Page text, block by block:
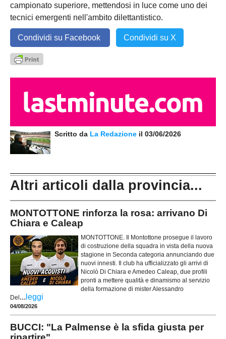
campionato superiore, mettendosi in luce come uno dei
tecnici emergenti nell'ambito dilettantistico.
Condividi su Facebook Condividi su X
Scritto da La Redazione il 03/06/2026
Altri articoli dalla provincia...
MONTOTTONE rinforza la rosa: arrivano Di
Chiara e Caleap
MONTOTTONE. Il Montottone prosegue il lavoro
di costruzione della squadra in vista della nuova
stagione in Seconda categoria annunciando due
nuovi innesti. Il club ha ufficializzato gli arrivi di
Nicolò Di Chiara e Amedeo Caleap, due profili
pronti a mettere qualità e dinamismo al servizio
della formazione di mister Alessandro
Del ... leggi
04/08/2026
BUCCI: "La Palmense è la sfida giusta per